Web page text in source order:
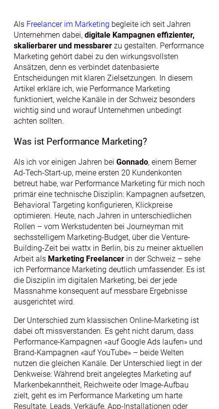
Als Freelancer im Marketing begleite ich seit Jahren
Unternehmen dabei, digitale Kampagnen effizienter,
skalierbarer und messbarer zu gestalten. Performance
Marketing gehört dabei zu den wirkungsvollsten
Ansätzen, denn es verbindet datenbasierte
Entscheidungen mit klaren Zielsetzungen. In diesem
Artikel erkläre ich, wie Performance Marketing
funktioniert, welche Kanäle in der Schweiz besonders
wichtig sind und worauf Unternehmen unbedingt
achten sollten.
Was ist Performance Marketing?
Als ich vor einigen Jahren bei Gonnado, einem Berner
Ad-Tech-Start-up, meine ersten 20 Kundenkonten
betreut habe, war Performance Marketing für mich noch
primär eine technische Disziplin: Kampagnen aufsetzen,
Behavioral Targeting konfigurieren, Klickpreise
optimieren. Heute, nach Jahren in unterschiedlichen
Rollen – vom Werkstudenten bei Journeyman mit
sechsstelligem Marketing-Budget, über die Venture-
Building-Zeit bei wattx in Berlin, bis zu meiner aktuellen
Arbeit als Marketing Freelancer in der Schweiz – sehe
ich Performance Marketing deutlich umfassender. Es ist
die Disziplin im digitalen Marketing, bei der jede
Massnahme konsequent auf messbare Ergebnisse
ausgerichtet wird.
Der Unterschied zum klassischen Online-Marketing ist
dabei oft missverstanden. Es geht nicht darum, dass
Performance-Kampagnen «auf Google Ads laufen» und
Brand-Kampagnen «auf YouTube» – beide Welten
nutzen die gleichen Kanäle. Der Unterschied liegt in der
Denkweise: Während breit angelegtes Marketing auf
Markenbekanntheit, Reichweite oder Image-Aufbau
zielt, geht es im Performance Marketing um harte
Resultate. Leads, Verkäufe, App-Installationen oder